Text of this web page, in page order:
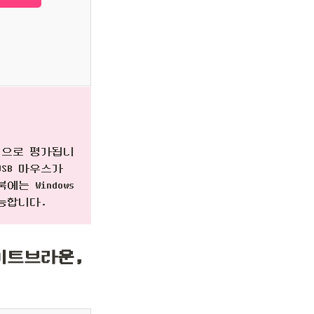
로 평가됩니
마우스가
는 Windows
합니다.
트브라운,